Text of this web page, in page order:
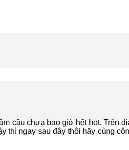
cầu chưa bao giờ hết hot. Trên
ngay sau đây thôi hãy cùng